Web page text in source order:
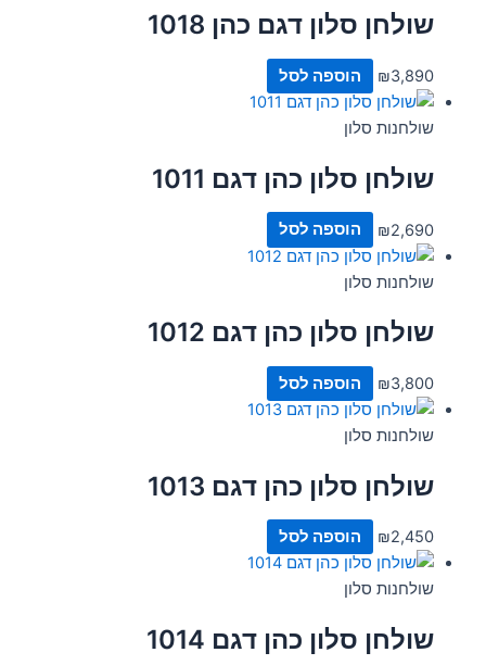
שולחן סלון דגם כהן 1018
₪3,890 הוספה לסל
שולחנות סלון
שולחן סלון כהן דגם 1011
₪2,690 הוספה לסל
שולחנות סלון
שולחן סלון כהן דגם 1012
₪3,800 הוספה לסל
שולחנות סלון
שולחן סלון כהן דגם 1013
₪2,450 הוספה לסל
שולחנות סלון
שולחן סלון כהן דגם 1014